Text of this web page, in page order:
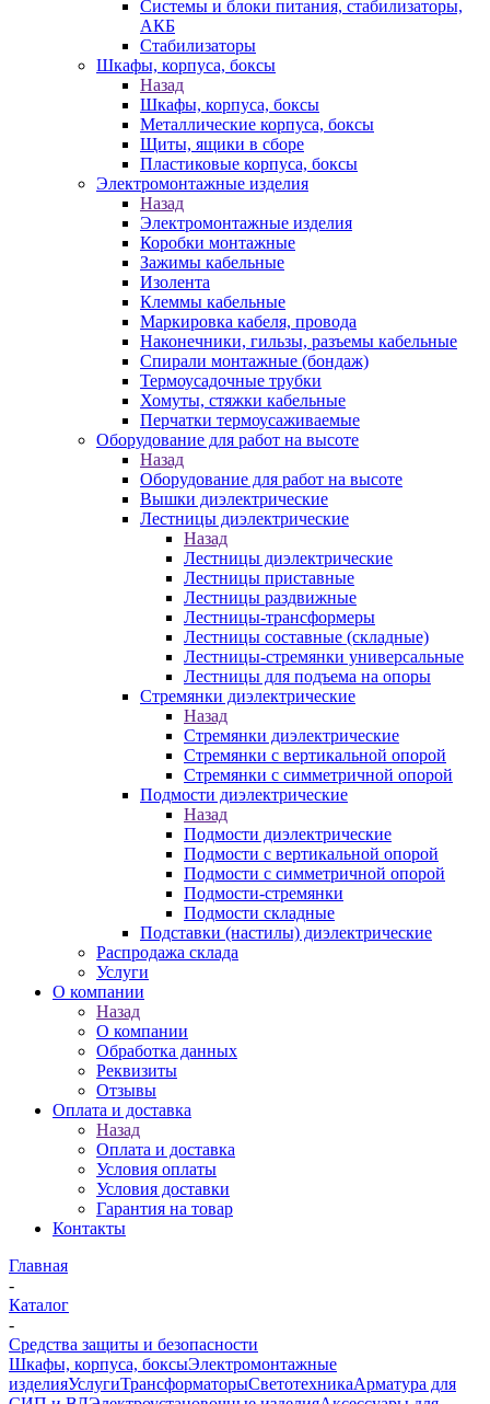
Системы и блоки питания, стабилизаторы,
АКБ
Стабилизаторы
Шкафы, корпуса, боксы
Назад
Шкафы, корпуса, боксы
Металлические корпуса, боксы
Щиты, ящики в сборе
Пластиковые корпуса, боксы
Электромонтажные изделия
Назад
Электромонтажные изделия
Коробки монтажные
Зажимы кабельные
Изолента
Клеммы кабельные
Маркировка кабеля, провода
Наконечники, гильзы, разъемы кабельные
Спирали монтажные (бондаж)
Термоусадочные трубки
Хомуты, стяжки кабельные
Перчатки термоусаживаемые
Оборудование для работ на высоте
Назад
Оборудование для работ на высоте
Вышки диэлектрические
Лестницы диэлектрические
Назад
Лестницы диэлектрические
Лестницы приставные
Лестницы раздвижные
Лестницы-трансформеры
Лестницы составные (складные)
Лестницы-стремянки универсальные
Лестницы для подъема на опоры
Стремянки диэлектрические
Назад
Стремянки диэлектрические
Стремянки с вертикальной опорой
Стремянки с симметричной опорой
Подмости диэлектрические
Назад
Подмости диэлектрические
Подмости с вертикальной опорой
Подмости с симметричной опорой
Подмости-стремянки
Подмости складные
Подставки (настилы) диэлектрические
Распродажа склада
Услуги
О компании
Назад
О компании
Обработка данных
Реквизиты
Отзывы
Оплата и доставка
Назад
Оплата и доставка
Условия оплаты
Условия доставки
Гарантия на товар
Контакты
Главная
-
Каталог
-
Средства защиты и безопасности
Шкафы, корпуса, боксыЭлектромонтажные
изделияУслугиТрансформаторыСветотехникаАрматура для